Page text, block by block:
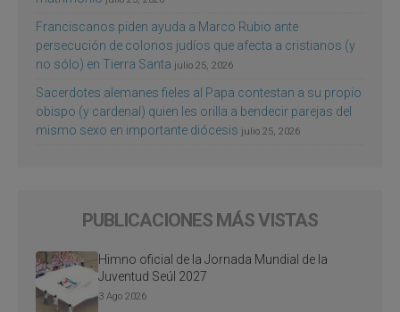
Franciscanos piden ayuda a Marco Rubio ante
persecución de colonos judíos que afecta a cristianos (y
no sólo) en Tierra Santa julio 25, 2026
Sacerdotes alemanes fieles al Papa contestan a su propio
obispo (y cardenal) quien les orilla a bendecir parejas del
mismo sexo en importante diócesis julio 25, 2026
PUBLICACIONES MÁS VISTAS
Himno oficial de la Jornada Mundial de la
Juventud Seúl 2027
3 Ago 2026